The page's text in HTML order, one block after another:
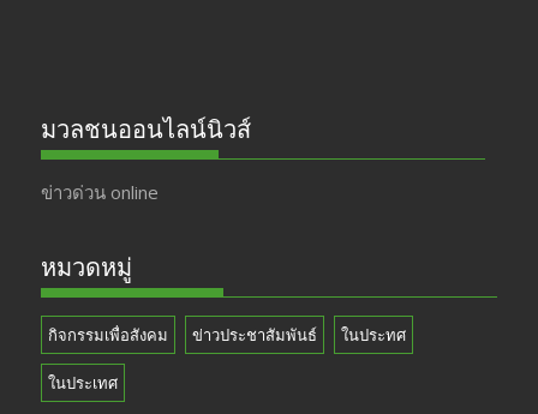
มวลชนออนไลน์นิวส์
ข่าวด่วน online
หมวดหมู่
กิจกรรมเพื่อสังคม ข่าวประชาสัมพันธ์ ในประทศ
ในประเทศ